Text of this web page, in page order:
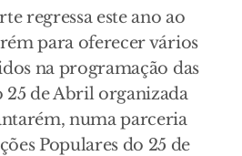
regressa este ano ao
para oferecer vários
na programação das
25 de Abril organizada
numa parceria
Populares do 25 de